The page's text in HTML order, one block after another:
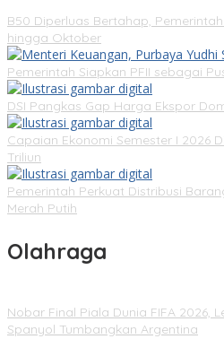
B50 Diperluas Bertahap,
hingga Oktober
Pemerintah Siapkan PFII sebagai
DSI Pangkas Gap Harga Ekspor
Capaian Ekonomi Semester I 2026
Triliun
Pemerintah Perkuat Distribusi
Merah Putih
Olahraga
Nobar Final Piala Dunia FIFA 2026,
Spanyol Tumbangkan Argentina